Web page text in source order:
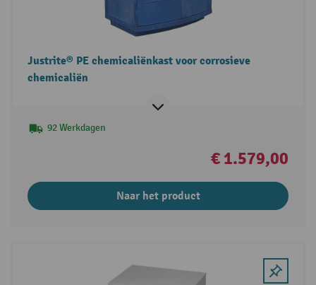
Justrite® PE chemicaliënkast voor corrosieve
chemicaliën
92 Werkdagen
€ 1.579,00
Naar het product